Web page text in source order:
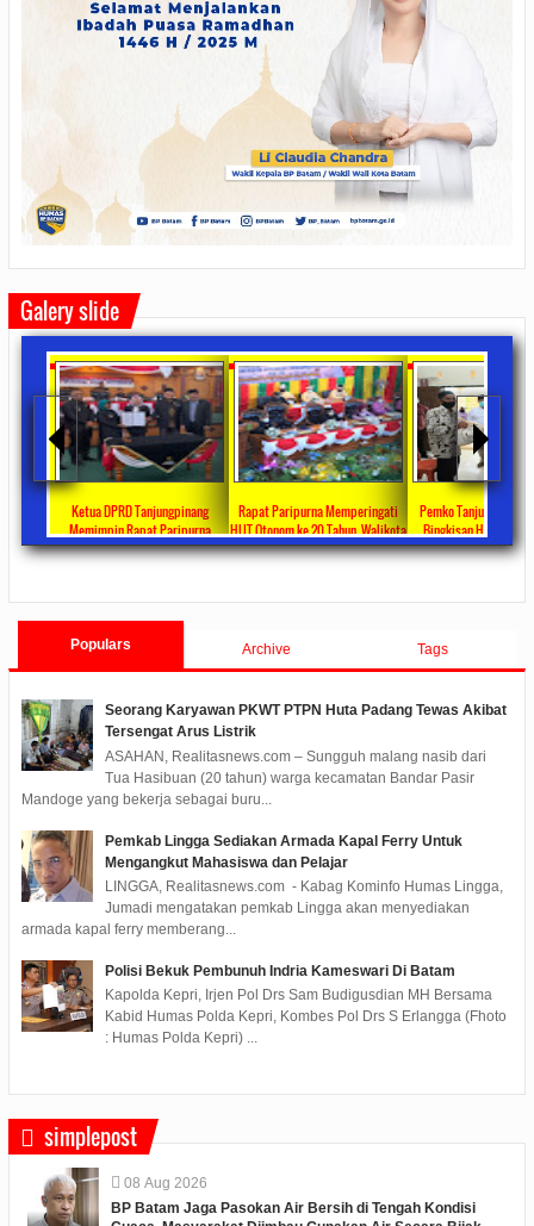
Galery slide
Tanjungpinang
Paripurna
Perubahan
Rapat Paripurna Memperingati
HUT Otonom ke 20 Tahun, Walikota
Rahma Paparkan Capaian
Pemko Tanjung Pinang Bagikan
Bingkisan Hari Raya Idul Fitri
Untuk Masyarakat Penerima DTKS
Ketua
Pimpin
Jawaban
Populars Archive Tags
Seorang Karyawan PKWT PTPN Huta Padang Tewas Akibat
Tersengat Arus Listrik
ASAHAN, Realitasnews.com – Sungguh malang nasib dari
Tua Hasibuan (20 tahun) warga kecamatan Bandar Pasir
Mandoge yang bekerja sebagai buru...
Pemkab Lingga Sediakan Armada Kapal Ferry Untuk
Mengangkut Mahasiswa dan Pelajar
LINGGA, Realitasnews.com - Kabag Kominfo Humas Lingga,
Jumadi mengatakan pemkab Lingga akan menyediakan
armada kapal ferry memberang...
Polisi Bekuk Pembunuh Indria Kameswari Di Batam
Kapolda Kepri, Irjen Pol Drs Sam Budigusdian MH Bersama
Kabid Humas Polda Kepri, Kombes Pol Drs S Erlangga (Fhoto
: Humas Polda Kepri) ...
simplepost
08 Aug 2026
BP Batam Jaga Pasokan Air Bersih di Tengah Kondisi